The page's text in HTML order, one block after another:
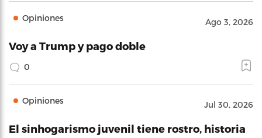
Opiniones Ago 3, 2026
Voy a Trump y pago doble
0
Opiniones Jul 30, 2026
El sinhogarismo juvenil tiene rostro, historia